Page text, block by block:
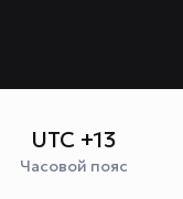
UTC +13
Часовой пояс